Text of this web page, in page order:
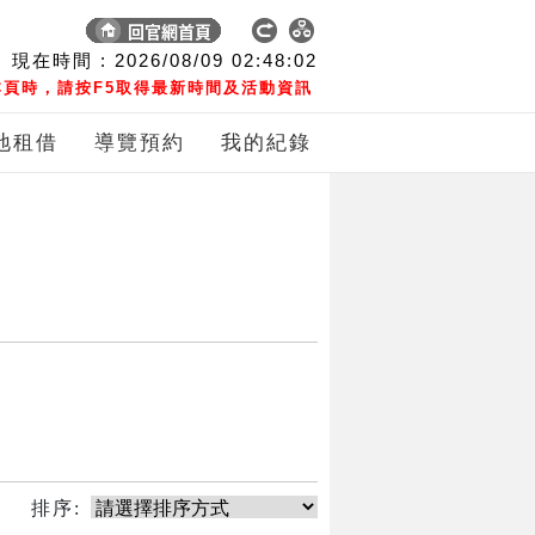
現在時間 : 2026/08/09 02:48:02
時，請按F5取得最新時間及活動資訊
租借 導覽預約 我的紀錄
排序: